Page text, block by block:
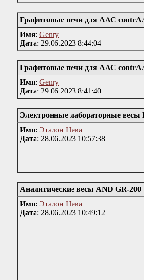
Графитовые печи для ААС
Имя: Genry
Дата: 29.06.2023 8:44:04
Графитовые печи для ААС
Имя: Genry
Дата: 29.06.2023 8:41:40
Электронные лабораторные весы
Имя: Эталон Нева
Дата: 28.06.2023 10:57:38
Аналитические весы AND GR-200
Имя: Эталон Нева
Дата: 28.06.2023 10:49:12